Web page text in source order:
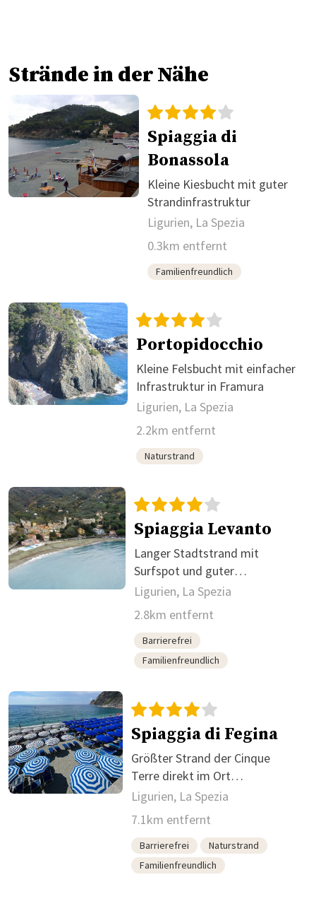
Strände in der Nähe
Spiaggia di
Bonassola
Kleine Kiesbucht mit guter
Strandinfrastruktur
Ligurien, La Spezia
0.3km entfernt
Familienfreundlich
Portopidocchio
Kleine Felsbucht mit einfacher
Infrastruktur in Framura
Ligurien, La Spezia
2.2km entfernt
Naturstrand
Spiaggia Levanto
Langer Stadtstrand mit
Surfspot und guter
Infrastruktur
Ligurien, La Spezia
2.8km entfernt
Barrierefrei
Familienfreundlich
Spiaggia di Fegina
Größter Strand der Cinque
Terre direkt im Ort
Monterosso.
Ligurien, La Spezia
7.1km entfernt
Barrierefrei
Naturstrand
Familienfreundlich